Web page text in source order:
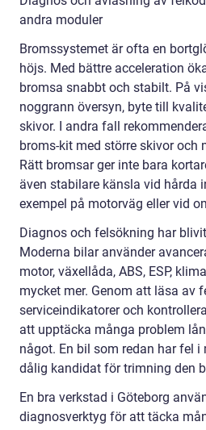
andra moduler
Bromssystemet är ofta en
höjs. Med bättre acceleration
bromsa snabbt och stabilt. På
noggrann översyn, byte till
skivor. I andra fall
broms-kit med större skivor och
Rätt bromsar ger inte bara
även stabilare känsla vid hårda
exempel på motorväg eller vid
Diagnos och felsökning har
Moderna bilar använder
motor, växellåda, ABS, ESP,
mycket mer. Genom att läsa av
serviceindikatorer och
att upptäcka många problem
något. En bil som redan har fel i
dålig kandidat för trimning den
En bra verkstad i Göteborg
diagnosverktyg för att täcka